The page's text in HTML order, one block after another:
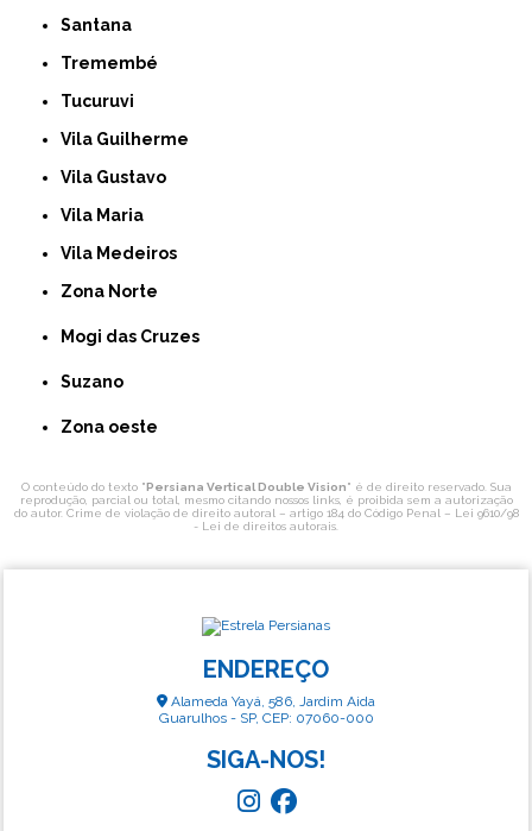
Santana
Tremembé
Tucuruvi
Vila Guilherme
Vila Gustavo
Vila Maria
Vila Medeiros
Zona Norte
Mogi das Cruzes
Suzano
Zona oeste
O conteúdo do texto "Persiana Vertical Double Vision" é de direito reservado. Sua
reprodução, parcial ou total, mesmo citando nossos links, é proibida sem a autorização
do autor. Crime de violação de direito autoral – artigo 184 do Código Penal – Lei 9610/98
- Lei de direitos autorais
ENDEREÇO
Alameda Yayá, 586, Jardim Aida
Guarulhos - SP, CEP: 07060-000
SIGA-NOS!